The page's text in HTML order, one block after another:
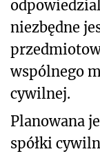
niezbędne
wspólnego
cywilnej.
Planowana
spółki